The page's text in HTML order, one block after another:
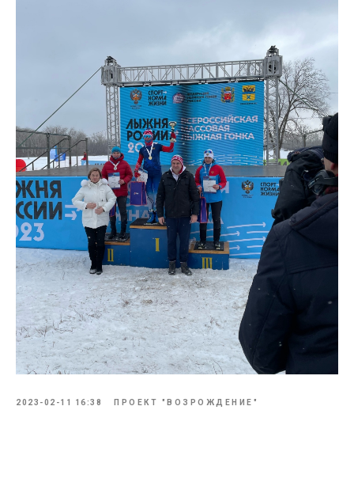
2023-02-11 16:38 ПРОЕКТ "ВОЗРОЖДЕНИЕ"